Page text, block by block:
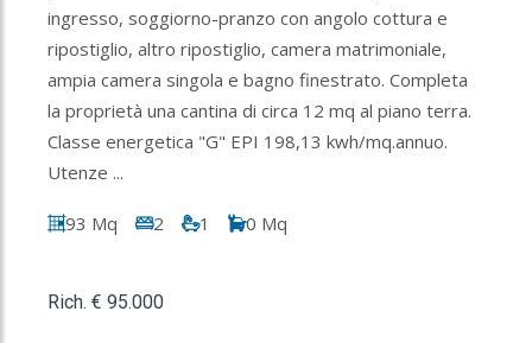
ingresso, soggiorno-pranzo con angolo cottura e
ripostiglio, altro ripostiglio, camera matrimoniale,
ampia camera singola e bagno finestrato. Completa
la proprietà una cantina di circa 12 mq al piano terra.
Classe energetica "G" EPI 198,13 kwh/mq.annuo.
Utenze ...
93 Mq 2 1 0 Mq
Rich. € 95.000